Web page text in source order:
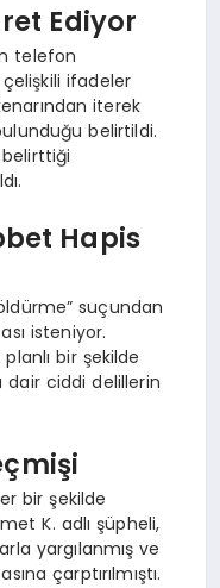
Ediyor
telefon
çelişkili ifadeler
iterek
belirtildi.
belirttiği
Hapis
suçundan
isteniyor.
bir şekilde
dair ciddi delillerin
bir şekilde
K. adlı şüpheli,
yargılanmış ve
çarptırılmıştı.